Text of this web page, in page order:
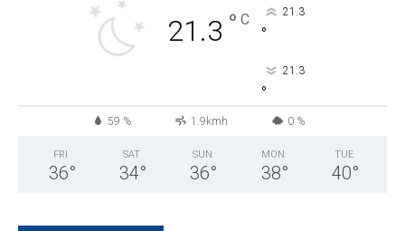
21.3 ° C 21.3
°
21.3
°
59 % 1.9kmh 0 %
FRI
36°
SAT
34°
SUN
36°
MON
38°
TUE
40°